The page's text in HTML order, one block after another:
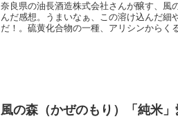
奈良県の油長酒造株式会社さんが醸す、風
んだ感想。うまいなぁ、この溶け込んだ細
だ！。硫黄化合物の一種、アリシンからく
風の森（かぜのもり）「純米